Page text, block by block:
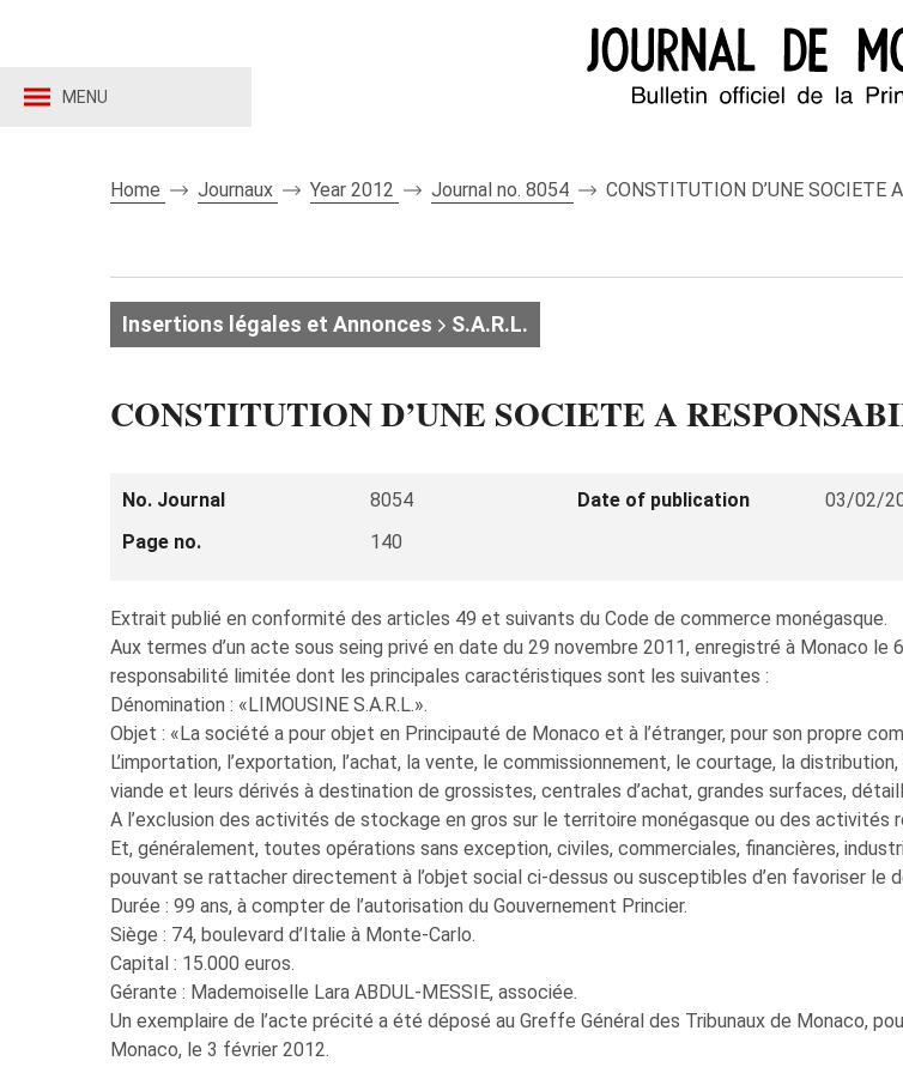
MENU
Home Journaux Year 2012 Journal no. 8054 CONSTITUTION D’UNE SOCIETE
Insertions légales et Annonces S.A.R.L.
CONSTITUTION D’UNE SOCIETE A
No. Journal 8054 Date of publication 03/02/
Page no.
140
Extrait publié en conformité des articles 49 et suivants du Code de commerce monégasque.
Aux termes d’un acte sous seing privé en date du 29 novembre 2011, enregistré à Monaco
responsabilité limitée dont les principales caractéristiques sont les suivantes :
Dénomination : «LIMOUSINE S.A.R.L.».
Objet : «La société a pour objet en Principauté de Monaco et à l’étranger, pour son propre
L’importation, l’exportation, l’achat, la vente, le commissionnement, le courtage, la
viande et leurs dérivés à destination de grossistes, centrales d’achat, grandes surfaces,
A l’exclusion des activités de stockage en gros sur le territoire monégasque ou des activités
Et, généralement, toutes opérations sans exception, civiles, commerciales, financières,
pouvant se rattacher directement à l’objet social ci-dessus ou susceptibles d’en favoriser le
Durée : 99 ans, à compter de l’autorisation du Gouvernement Princier.
Siège : 74, boulevard d’Italie à Monte-Carlo.
Capital : 15.000 euros.
Gérante : Mademoiselle Lara ABDUL-MESSIE, associée.
Un exemplaire de l’acte précité a été déposé au Greffe Général des Tribunaux de Monaco,
Monaco, le 3 février 2012.